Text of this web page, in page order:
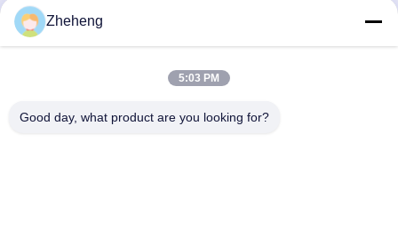
NiMo16Cr16Ti 조정 가능
한 크기
최상의 가격을 얻으세요
최상의 가격을 얻으세요
Zheheng
5:03 PM
Good day, what product are you looking for?